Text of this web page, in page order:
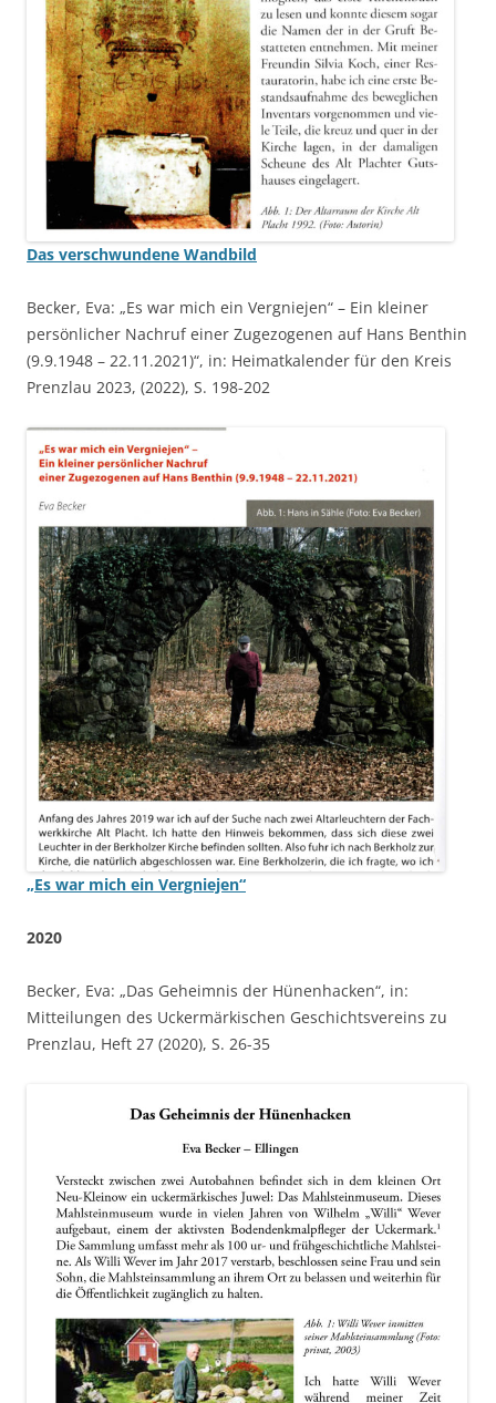
Das verschwundene Wandbild
Becker, Eva: „Es war mich ein Vergniejen“ – Ein kleiner
persönlicher Nachruf einer Zugezogenen auf Hans Benthin
(9.9.1948 – 22.11.2021)“, in: Heimatkalender für den Kreis
Prenzlau 2023, (2022), S. 198-202
„Es war mich ein Vergniejen“
2020
Becker, Eva: „Das Geheimnis der Hünenhacken“, in:
Mitteilungen des Uckermärkischen Geschichtsvereins zu
Prenzlau, Heft 27 (2020), S. 26-35